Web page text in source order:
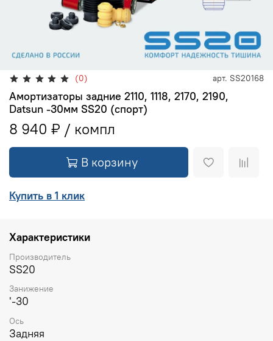
(0) арт. SS20168
Амортизаторы задние 2110, 1118, 2170, 2190,
Datsun -30мм SS20 (спорт)
8 940 ₽
В корзину
Купить в 1 клик
Характеристики
Производитель
SS20
Занижение
'-30
Ось
Задняя